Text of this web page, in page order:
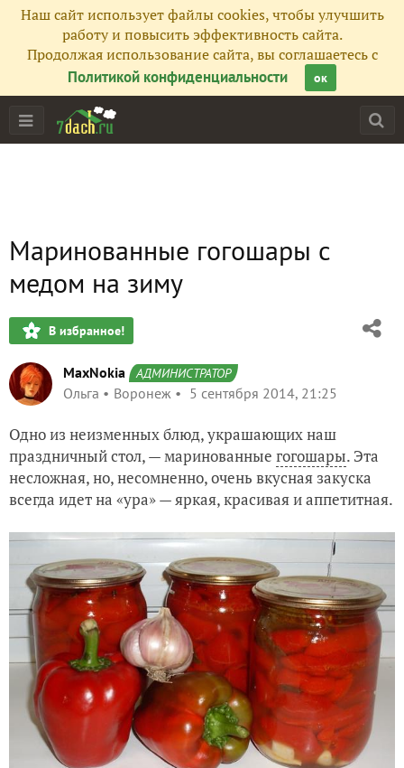
Наш сайт использует файлы cookies, чтобы улучшить
работу и повысить эффективность сайта.
Продолжая использование сайта, вы соглашаетесь с
Политикой конфиденциальности
ок
Маринованные гогошары с
медом на зиму
В избранное!
MaxNokia АДМИНИСТРАТОР
Ольга Воронеж 5 сентября 2014, 21:25
Одно из неизменных блюд, украшающих наш
праздничный стол, — маринованные гогошары. Эта
несложная, но, несомненно, очень вкусная закуска
всегда идет на «ура» — яркая, красивая и аппетитная.